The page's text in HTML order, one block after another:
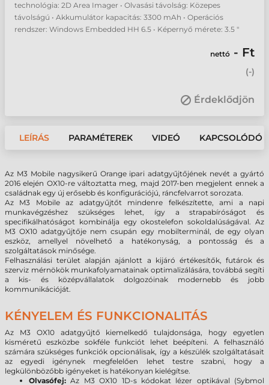
technológia: 2D Area Imager • Olvasási távolság: Közepes
távolságú • Akkumulátor kapacitás: 3300 mAh • Operációs
rendszer: Windows Embedded HH 6.5 • Képernyő mérete: 3.5 "
nettó - Ft
(-)
Érdeklődjön
LEÍRÁS PARAMÉTEREK VIDEÓ KAPCSOLÓDÓ
Az M3 Mobile nagysikerű Orange ipari adatgyűjtőjének nevét a gyártó
2016 elején OX10-re változtatta meg, majd 2017-ben megjelent ennek a
családnak egy új erősebb és konfigurációjú, ráncfelvarrot sorozata.
Az M3 Mobile az adatgyűjtőt mindenre felkészítette, ami a napi
munkavégzéshez szükséges lehet, így a strapabíróságot és
specifikálhatóságot kombinálja egy okostelefon sokoldalúságával. Az
M3 OX10 adatgyűjtője nem csupán egy mobilterminál, de egy olyan
eszköz, amellyel növelhető a hatékonyság, a pontosság és a
szolgáltatások minősége.
Felhasználási terület alapján ajánlott a kijáró értékesítők, futárok és
szerviz mérnökök munkafolyamatainak optimalizálására, továbbá segíti
a kis- és középvállalatok dolgozóinak modernebb és jobb
kommunikációját.
KÉNYELEM ÉS FUNKCIONALITÁS
Az M3 OX10 adatgyűjtő kiemelkedő tulajdonsága, hogy egyetlen
kisméretű eszközbe sokféle funkciót lehet beépíteni. A felhasználó
számára szükséges funkciók opcionálisak, így a készülék szolgáltatásait
az egyedi igénynek megfelelően lehet testre szabni, hogy a
legkülönbözőbb igényeket is hatékonyan kielégítse.
Olvasófej:Az M3 OX10 1D-s kódokat lézer optikával (Sybmol